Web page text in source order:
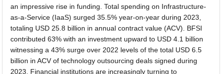
an impressive rise in funding. Total spending on Infrastructure-
as-a-Service (IaaS) surged 35.5% year-on-year during 2023,
totaling USD 25.8 billion in annual contract value (ACV). BFSI
contributed 63% with an investment upward to USD 4.1 billion
witnessing a 43% surge over 2022 levels of the total USD 6.5
billion in ACV of technology outsourcing deals signed during
2023. Financial institutions are increasingly turning to